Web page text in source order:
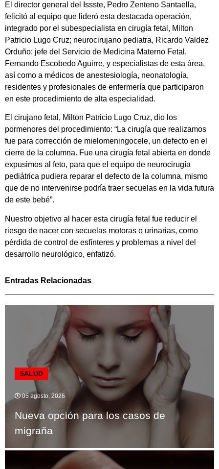
El director general del Issste, Pedro Zenteno Santaella,
felicitó al equipo que lideró esta destacada operación,
integrado por el subespecialista en cirugía fetal, Milton
Patricio Lugo Cruz; neurocirujano pediatra, Ricardo Valdez
Orduño; jefe del Servicio de Medicina Materno Fetal,
Fernando Escobedo Aguirre, y especialistas de esta área,
así como a médicos de anestesiología, neonatología,
residentes y profesionales de enfermería que participaron
en este procedimiento de alta especialidad.
El cirujano fetal, Milton Patricio Lugo Cruz, dio los
pormenores del procedimiento: “La cirugía que realizamos
fue para corrección de mielomeningocele, un defecto en el
cierre de la columna. Fue una cirugía fetal abierta en donde
expusimos al feto, para que el equipo de neurocirugía
pediátrica pudiera reparar el defecto de la columna, mismo
que de no intervenirse podría traer secuelas en la vida futura
de este bebé”.
Nuestro objetivo al hacer esta cirugía fetal fue reducir el
riesgo de nacer con secuelas motoras o urinarias, como
pérdida de control de esfínteres y problemas a nivel del
desarrollo neurológico, enfatizó.
Entradas Relacionadas
SALUD
05 agosto, 2026
Nueva opción para los casos de
migraña